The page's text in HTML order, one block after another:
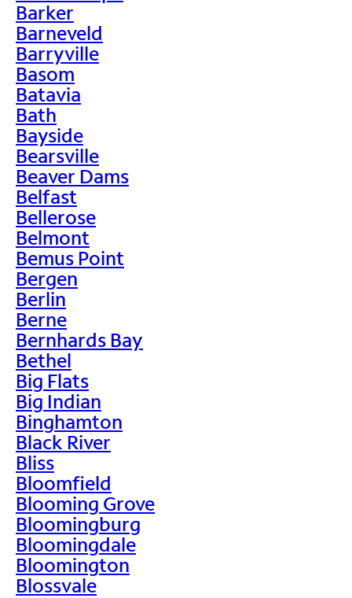
Barker
Barneveld
Barryville
Basom
Batavia
Bath
Bayside
Bearsville
Beaver Dams
Belfast
Bellerose
Belmont
Bemus Point
Bergen
Berlin
Berne
Bernhards Bay
Bethel
Big Flats
Big Indian
Binghamton
Black River
Bliss
Bloomfield
Blooming Grove
Bloomingburg
Bloomingdale
Bloomington
Blossvale